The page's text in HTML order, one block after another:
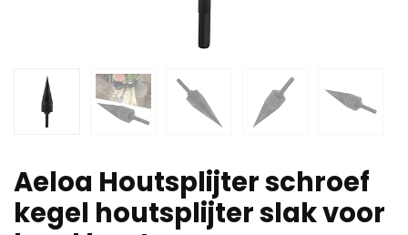
Aeloa Houtsplijter schroef
kegel houtsplijter slak voor